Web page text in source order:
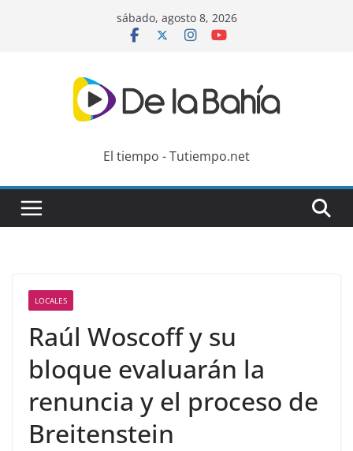
sábado, agosto 8, 2026
El tiempo - Tutiempo.net
LOCALES
Raúl Woscoff y su
bloque evaluarán la
renuncia y el proceso de
Breitenstein